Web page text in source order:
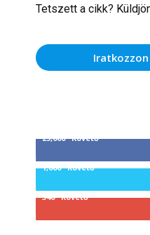
Tetszett a cikk?
25,000 Követő
1,000 Követő
340 Követő